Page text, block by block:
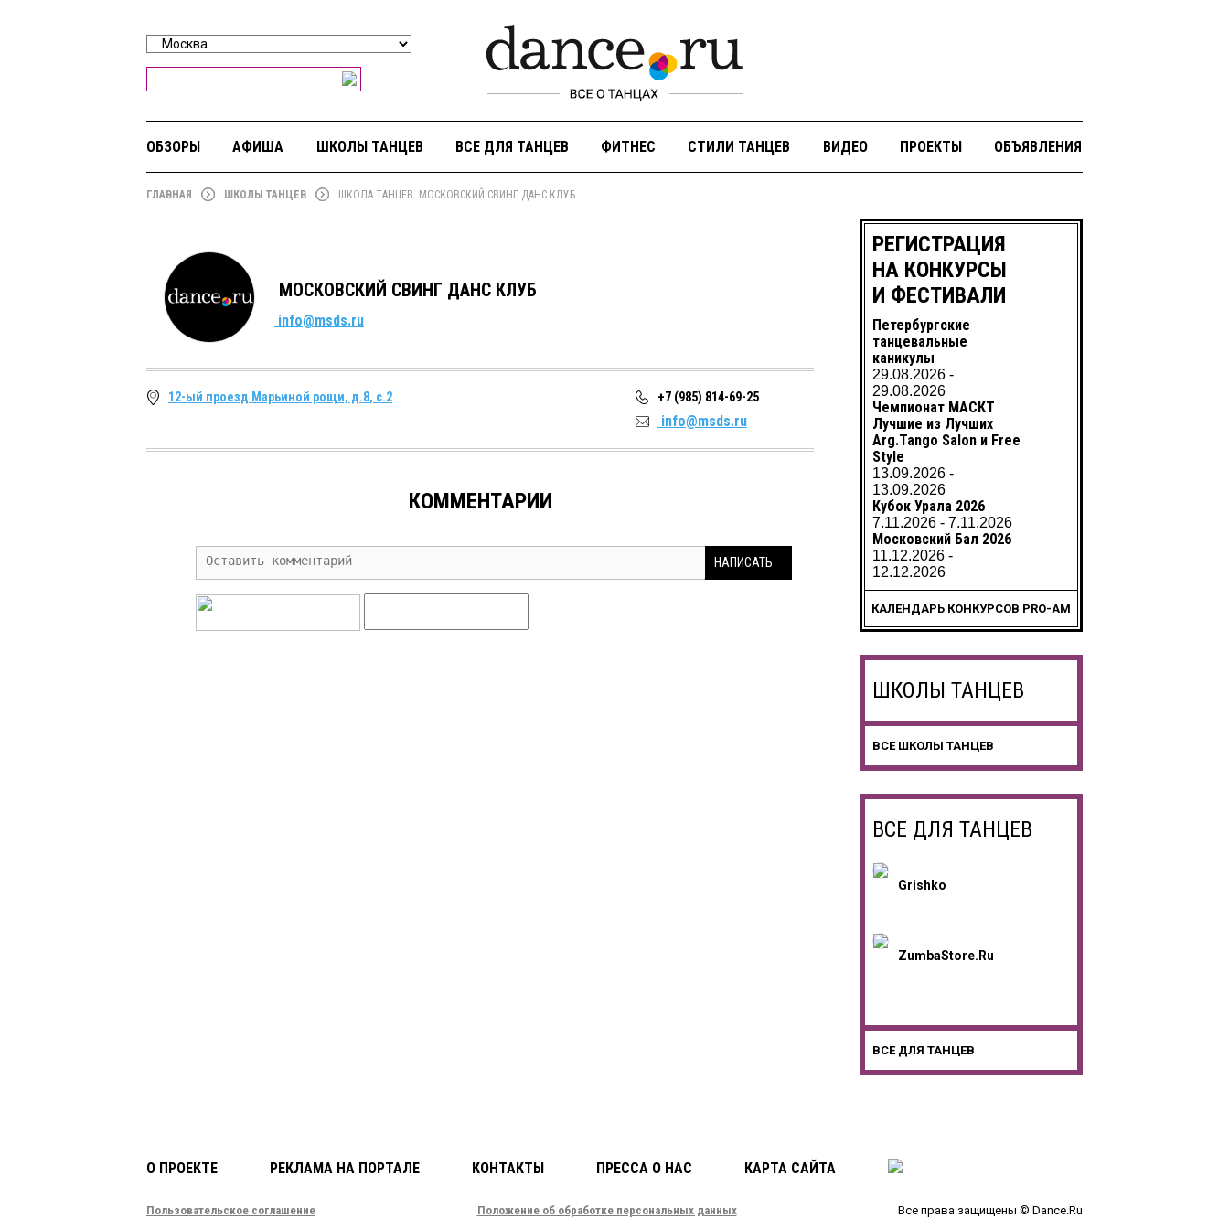
ОБЗОРЫ АФИША ШКОЛЫ ТАНЦЕВ ВСЕ ДЛЯ ТАНЦЕВ ФИТНЕС СТИЛИ ТАНЦЕВ ВИДЕО ПРОЕКТЫ ОБЪЯВЛЕНИЯ
ГЛАВНАЯ ШКОЛЫ ТАНЦЕВ ШКОЛА ТАНЦЕВ МОСКОВСКИЙ СВИНГ ДАНС КЛУБ
МОСКОВСКИЙ СВИНГ ДАНС КЛУБ
info@msds.ru
12-ый проезд Марьиной рощи, д.8, с.2 +7 (985) 814-69-25
info@msds.ru
КОММЕНТАРИИ
НАПИСАТЬ
РЕГИСТРАЦИЯ
НА КОНКУРСЫ
И ФЕСТИВАЛИ
Петербургские
танцевальные
каникулы
29.08.2026 -
29.08.2026
Чемпионат МАСКТ
Лучшие из Лучших
Arg.Tango Salon и Free
Style
13.09.2026 -
13.09.2026
Кубок Урала 2026
7.11.2026 - 7.11.2026
Московский Бал 2026
11.12.2026 -
12.12.2026
КАЛЕНДАРЬ КОНКУРСОВ PRO-AM
ШКОЛЫ ТАНЦЕВ
ВСЕ ШКОЛЫ ТАНЦЕВ
ВСЕ ДЛЯ ТАНЦЕВ
Grishko
ZumbaStore.ru
ВСЕ ДЛЯ ТАНЦЕВ
О ПРОЕКТЕ РЕКЛАМА НА ПОРТАЛЕ КОНТАКТЫ ПРЕССА О НАС КАРТА САЙТА
Пользовательское соглашение Положение об обработке персональных данных Все права защищены © Dance.Ru